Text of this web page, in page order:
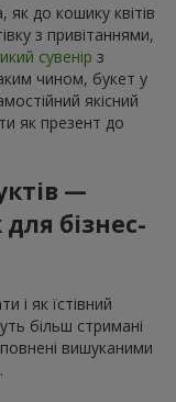
як до кошику квітів
з привітаннями,
сувенір з
чином, букет у
якісний
як презент до
—
бізнес-
і як їстівний
більш стримані
вишуканими